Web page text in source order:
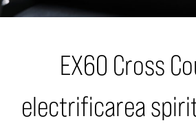
EX60 Cross
electrificarea